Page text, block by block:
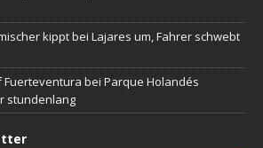
kippt bei Lajares um, Fahrer schwebt
bei Parque Holandés
stundenlang